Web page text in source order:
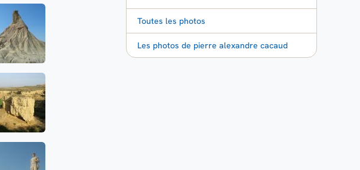
Toutes les photos
Les photos de pierre alexandre cacaud